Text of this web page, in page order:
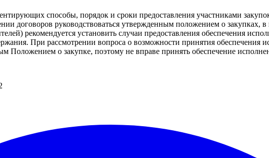
способы, порядок и сроки предоставления участниками
договоров руководствоваться утвержденным положением о закупках,
рекомендуется установить случаи предоставления обеспечения
При рассмотрении вопроса о возможности принятия обеспечения
Положением о закупке, поэтому не вправе принять обеспечение